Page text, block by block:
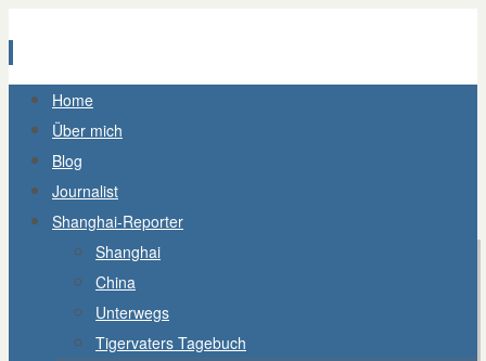
Zum
Inhalt
springen
Home
Über mich
Blog
Journalist
Shanghai-Reporter
Shanghai
China
Unterwegs
Tigervaters Tagebuch